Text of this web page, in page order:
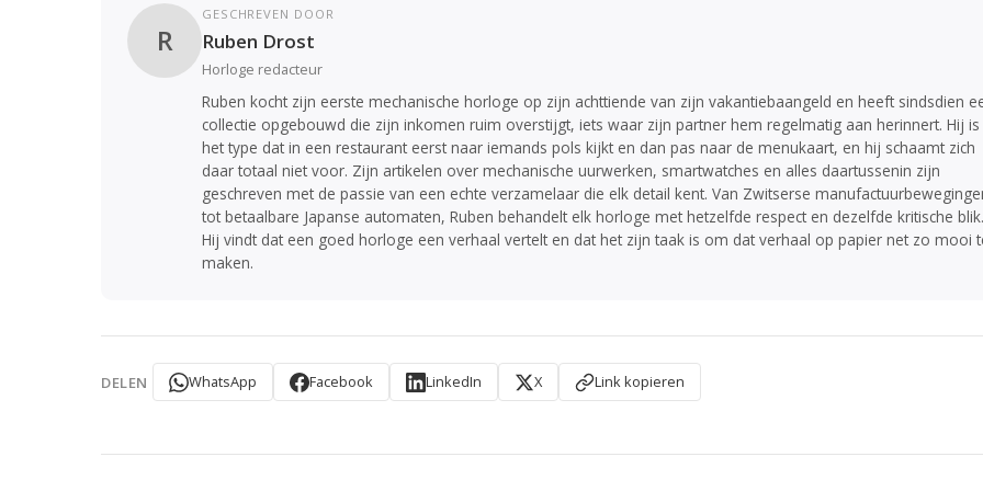
R
GESCHREVEN DOOR
Ruben Drost
Horloge redacteur
Ruben kocht zijn eerste mechanische horloge op zijn achttiende van zijn vakantiebaangeld en heeft sindsdien
collectie opgebouwd die zijn inkomen ruim overstijgt, iets waar zijn partner hem regelmatig aan herinnert. Hij is
het type dat in een restaurant eerst naar iemands pols kijkt en dan pas naar de menukaart, en hij schaamt zich
daar totaal niet voor. Zijn artikelen over mechanische uurwerken, smartwatches en alles daartussenin zijn
geschreven met de passie van een echte verzamelaar die elk detail kent. Van Zwitserse
tot betaalbare Japanse automaten, Ruben behandelt elk horloge met hetzelfde respect en dezelfde kritische blik.
Hij vindt dat een goed horloge een verhaal vertelt en dat het zijn taak is om dat verhaal op papier net zo mooi
maken.
DELEN WhatsApp Facebook LinkedIn X Link kopieren